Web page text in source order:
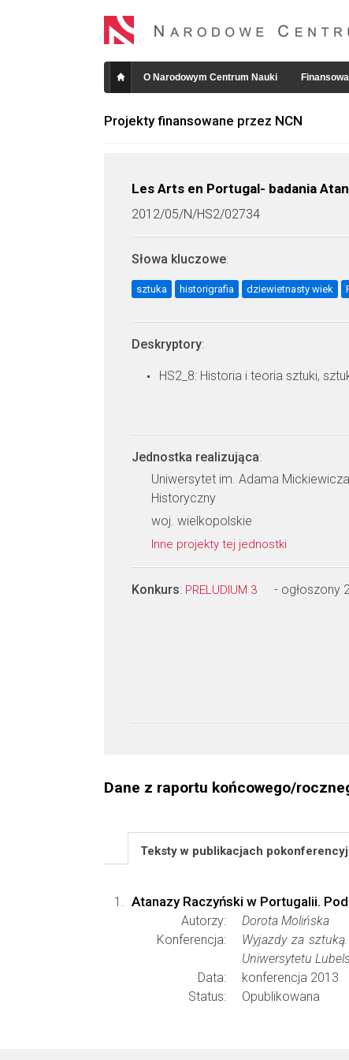
O Narodowym Centrum Nauki
Projekty finansowane przez NCN
Les Arts en Portugal- badania
2012/05/N/HS2/02734
Słowa kluczowe:
sztuka historigrafia dziewietnasty wiek
Deskryptory:
HS2_8: Historia i teoria sztuki,
Jednostka realizująca:
Uniwersytet im. Adama
Historyczny
woj. wielkopolskie
Inne projekty tej jednostki
Konkurs: PRELUDIUM 3 - ogłoszony
Dane z raportu końcowego/
Teksty w publikacjach
Atanazy Raczyński w Portugalii.
Autorzy:
Dorota Molińska
Konferencja:
Wyjazdy za
Uniwersytetu
Data:
konferencja 2013
Status:
Opublikowana